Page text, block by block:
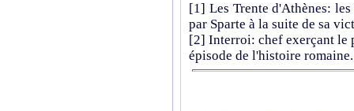
[1] Les Trente d'Athènes:
par Sparte à la suite de sa
[2] Interroi: chef exerçant le
épisode de l'histoire romaine.